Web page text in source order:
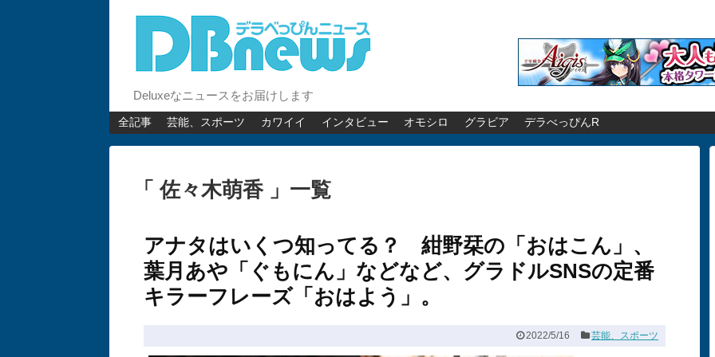
Deluxeなニュースをお届けします
全記事 芸能、スポーツ カワイイ インタビュー オモシロ グラビア デラべっぴんR
「 佐々木萌香 」一覧
アナタはいくつ知ってる？ 紺野栞の「おはこん」、
葉月あや「ぐもにん」などなど、グラドルSNSの定番
キラーフレーズ「おはよう」。
2022/5/16 芸能、スポーツ